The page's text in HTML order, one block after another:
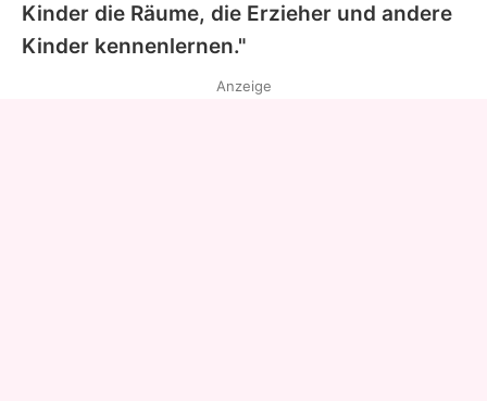
Kinder die Räume, die Erzieher und andere
Kinder kennenlernen."
Anzeige